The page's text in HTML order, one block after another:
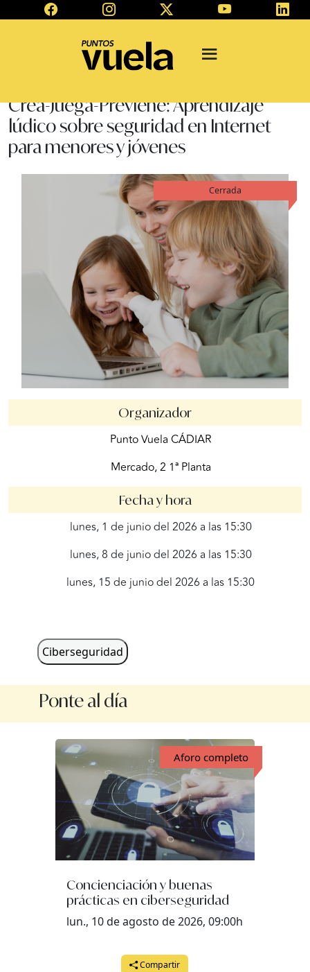
Crea-Juega-Previene: Aprendizaje
lúdico sobre seguridad en Internet
para menores y jóvenes
Cerrada
Organizador
Punto Vuela CÁDIAR
Mercado, 2 1ª Planta
Fecha y hora
lunes, 1 de junio del 2026 a las 15:30
lunes, 8 de junio del 2026 a las 15:30
lunes, 15 de junio del 2026 a las 15:30
Ciberseguridad
Ponte al día
Aforo completo
Concienciación y buenas
prácticas en ciberseguridad
lun., 10 de agosto de 2026, 09:00h
Compartir